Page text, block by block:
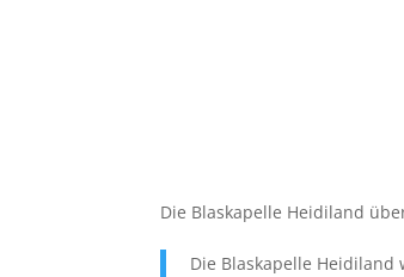
Die Blaskapelle Heidiland
Die Blaskapelle